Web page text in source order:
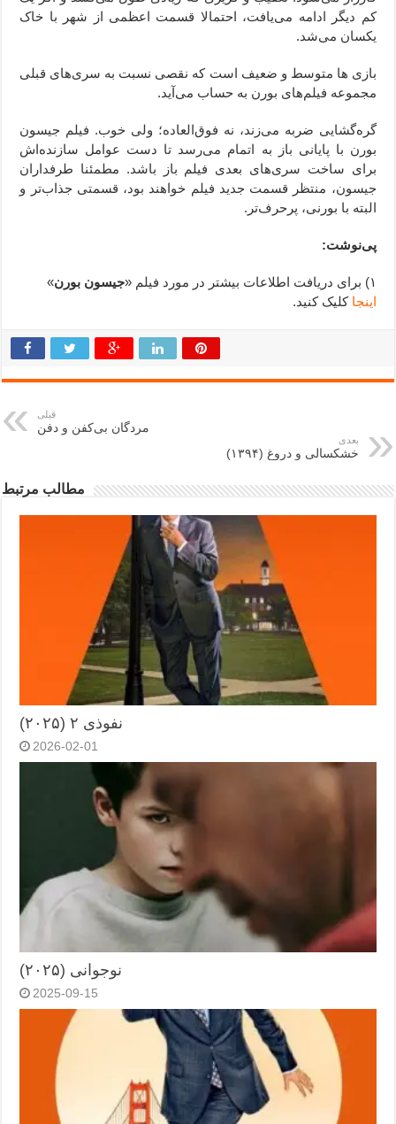
کم دیگر ادامه می‌یافت، احتمالا قسمت اعظمی از شهر با خاک
یکسان می‌شد.
بازی ها متوسط و ضعیف است که نقصی نسبت به سری‌های قبلی
مجموعه فیلم‌های بورن به حساب می‌آید.
گره‌گشایی ضربه می‌زند، نه فوق‌العاده؛ ولی خوب. فیلم جیسون
بورن با پایانی باز به اتمام می‌رسد تا دست عوامل سازنده‌اش
برای ساخت سری‌های بعدی فیلم باز باشد. مطمئنا طرفداران
جیسون، منتظر قسمت جدید فیلم خواهند بود، قسمتی جذاب‌تر و
البته با بورنی، پرحرف‌تر.
پی‌نوشت:
۱) برای دریافت اطلاعات بیشتر در مورد فیلم « جیسون بورن»
اینجا کلیک کنید.
قبلی
مردگان بی‌کفن و دفن
بعدی
خشکسالی و دروغ (۱۳۹۴)
مطالب مرتبط
نفوذی ۲ (۲۰۲۵)
2026-02-01
نوجوانی (۲۰۲۵)
2025-09-15